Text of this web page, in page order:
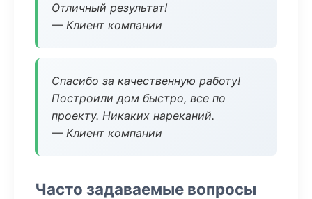
Отличный результат!
— Клиент компании
Спасибо за качественную работу!
Построили дом быстро, все по
проекту. Никаких нареканий.
— Клиент компании
Часто задаваемые вопросы